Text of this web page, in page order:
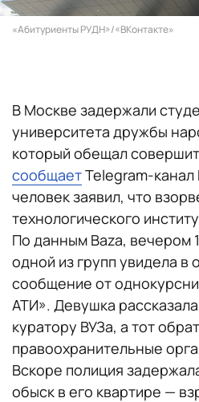
«Абитуриенты РУДН»/«ВКонтакте»
В Москве задержали
университета дружбы
который обещал
сообщаетTelegram-
человек заявил, что
технологического
По данным Baza, вечером
одной из групп увидела в
сообщение от
АТИ». Девушка
куратору ВУЗа, а тот
правоохранительные
Вскоре полиция
обыск в его квартире —